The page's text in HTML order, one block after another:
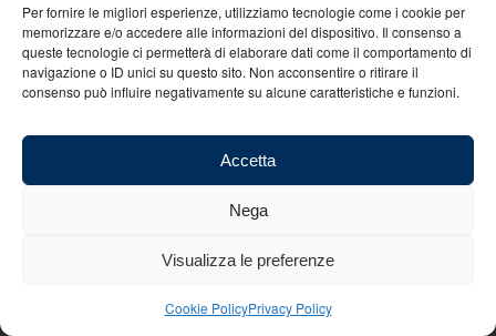
Per fornire le migliori esperienze, utilizziamo tecnologie come i cookie per
memorizzare e/o accedere alle informazioni del dispositivo. Il consenso a
queste tecnologie ci permetterà di elaborare dati come il comportamento di
navigazione o ID unici su questo sito. Non acconsentire o ritirare il
consenso può influire negativamente su alcune caratteristiche e funzioni.
Accetta
Nega
Visualizza le preferenze
Cookie PolicyPrivacy Policy
Gian Carlo Minardi
Gear
Partners Contatti